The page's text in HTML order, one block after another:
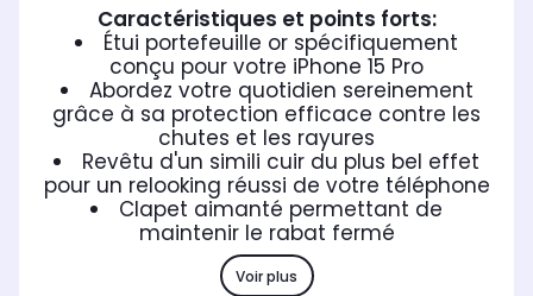
Caractéristiques et points forts:
Étui portefeuille or spécifiquement
conçu pour votre iPhone 15 Pro
Abordez votre quotidien sereinement
grâce à sa protection efficace contre les
chutes et les rayures
Revêtu d'un simili cuir du plus bel effet
pour un relooking réussi de votre téléphone
Clapet aimanté permettant de
maintenir le rabat fermé
Voir plus